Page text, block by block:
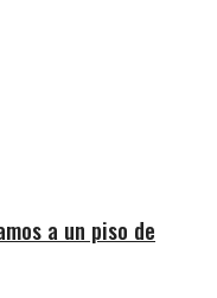
a un piso de